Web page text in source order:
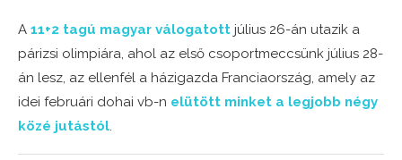
A 11+2 tagú magyar válogatott július 26-án utazik a
párizsi olimpiára, ahol az első csoportmeccsünk július 28-
án lesz, az ellenfél a házigazda Franciaország, amely az
idei februári dohai vb-n elütött minket a legjobb négy
közé jutástól.